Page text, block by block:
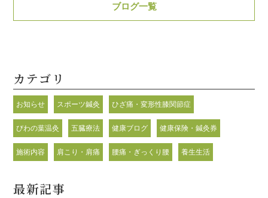
ブログ一覧
カテゴリ
お知らせ スポーツ鍼灸 ひざ痛・変形性膝関節症
びわの葉温灸 五臓療法 健康ブログ 健康保険・鍼灸券
施術内容 肩こり・肩痛 腰痛・ぎっくり腰 養生生活
最新記事